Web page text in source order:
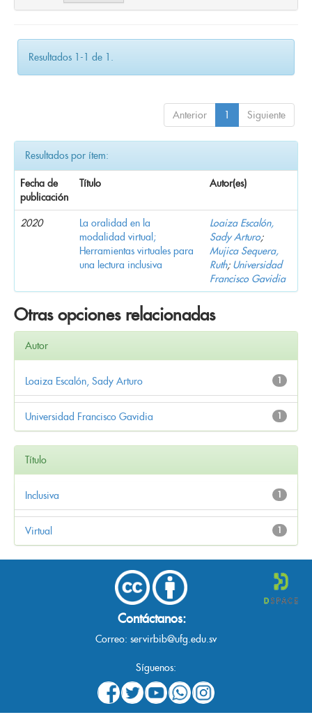
Resultados 1-1 de 1.
Anterior 1 Siguiente
Resultados por ítem:
Fecha de
publicación
Título Autor(es)
2020
La oralidad en la
modalidad virtual;
Herramientas virtuales para
una lectura inclusiva
Loaiza Escalón,
Sady Arturo;
Mujica Sequera,
Ruth; Universidad
Francisco Gavidia
Otras opciones relacionadas
Autor
1
Loaiza Escalón, Sady Arturo
1
Universidad Francisco Gavidia
Título
1
Inclusiva
1
Virtual
Contáctanos:
Correo: servirbib@ufg.edu.sv
Síguenos: